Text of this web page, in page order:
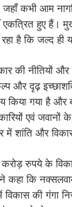
कभी आम
हुए हैं।
है कि जल्द ही
की नीतियों और
और दृढ़
गया है और
एवं
में शांति और
रुपये के
कहा कि
की गंगा